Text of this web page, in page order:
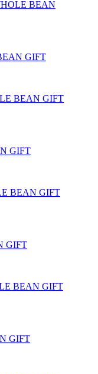
GIFT
GIFT
GIFT
GIFT